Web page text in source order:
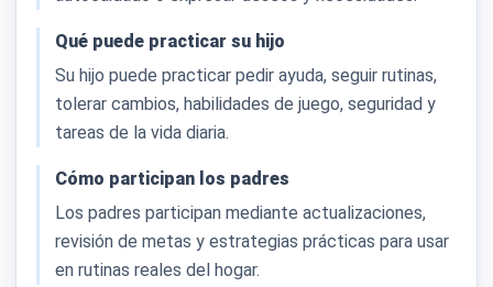
Qué puede practicar su hijo
Su hijo puede practicar pedir ayuda, seguir rutinas,
tolerar cambios, habilidades de juego, seguridad y
tareas de la vida diaria.
Cómo participan los padres
Los padres participan mediante actualizaciones,
revisión de metas y estrategias prácticas para usar
en rutinas reales del hogar.